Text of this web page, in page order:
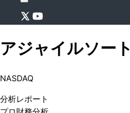
アジャイルソート
NASDAQ
分析レポート